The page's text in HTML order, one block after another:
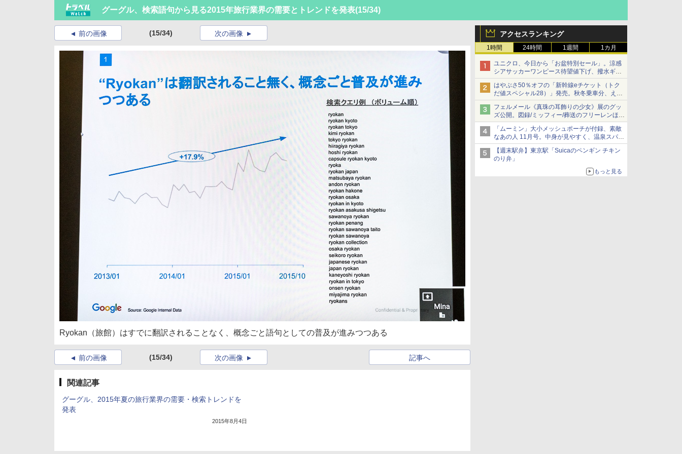
グーグル、検索語句から見る2015年旅行業界の需要とトレンドを発表(15/34)
アクセスランキング
1時間 24時間 1週間 1カ月
ユニクロ、今日から「お盆特別セール」。涼感
シアサッカーワンピース待望値下げ、撥水ギア
ショーツは1990円に
はやぶさ50％オフの「新幹線eチケット（トク
だ値スペシャル28）」発売。秋冬乗車分、えき
ねっと限定
フェルメール《真珠の耳飾りの少女》展のグッ
ズ公開。図録/ミッフィー/葬送のフリーレンほ
か、注目ブランドコラボが実現
「ムーミン」大小メッシュポーチが付録、素敵
なあの人 11月号。中身が見やすく、温泉スパに
も使える
【週末駅弁】東京駅「Suicaのペンギン チキン
のり弁」
もっと見る
前の画像 (15/34) 次の画像
Ryokan（旅館）はすでに翻訳されることなく、概念ごと語句としての普及が進みつつある
前の画像 (15/34) 記事へ
次の画像
関連記事
グーグル、2015年夏の旅行業界の需要・検索トレンドを
発表
2015年8月4日